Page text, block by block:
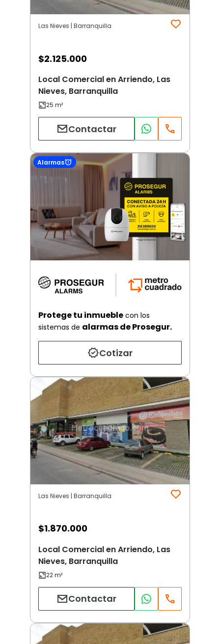
Las Nieves | Barranquilla
$2.125.000
Local Comercial en Arriendo, Las
Nieves, Barranquilla
Contactar
Alarmas
Protege tu inmueble con los
sistemas de alarmas de Prosegur.
Cotizar
Las Nieves | Barranquilla
$1.870.000
Local Comercial en Arriendo, Las
Nieves, Barranquilla
Contactar